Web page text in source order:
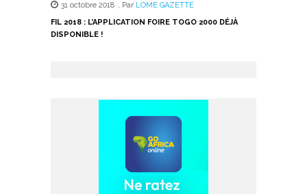
31 octobre 2018 , Par LOME GAZETTE
FIL 2018 : L’APPLICATION FOIRE TOGO 2000 DÉJÀ
DISPONIBLE !